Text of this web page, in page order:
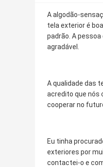
A algodão-
tela exterior é
padrão. A
agradável.
A qualidade das
acredito que nós
cooperar no
Eu tinha
exteriores por
contactei-o e